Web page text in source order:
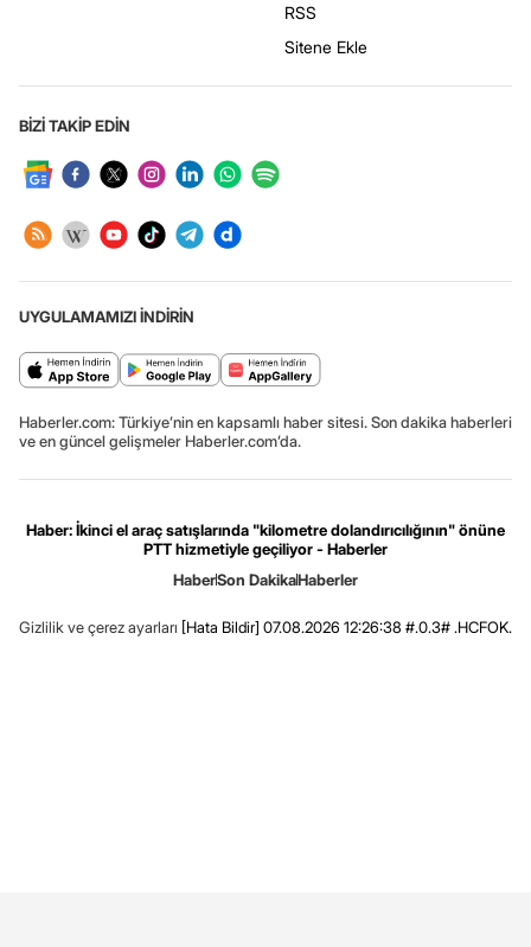
RSS
Sitene Ekle
BİZİ TAKİP EDİN
UYGULAMAMIZI İNDİRİN
Haberler.com: Türkiye’nin en kapsamlı haber sitesi. Son dakika haberleri
ve en güncel gelişmeler Haberler.com’da.
Haber: İkinci el araç satışlarında "kilometre dolandırıcılığının" önüne
PTT hizmetiyle geçiliyor - Haberler
HaberSon DakikaHaberler
Gizlilik ve çerez ayarları [Hata Bildir] 07.08.2026 12:26:38 #.0.3# .HCFOK.